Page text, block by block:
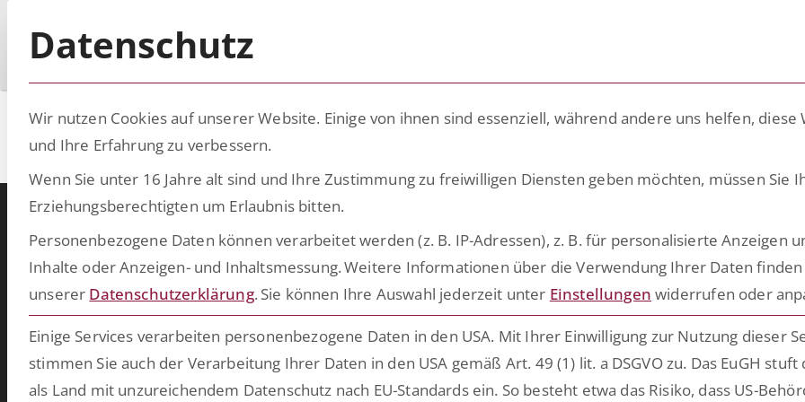
Azure
Warum ESCRIBA?
ESCRIBA steht für 25 Jahre gelebte Digitalisierung in Unternehmen.
Unser Herz schlägt für digitale Prozesse und skalierbare Technologien,
Damit schaffen wir in kurzer Zeit bahnbrechende Ergebnisse und
bringen Ihre Softwarewelt auf Vordermann. Wählen Sie aus unserem
Zukünftig mehr über ESCRIBA
Einfach hier für unseren E-Mail
Ich habe die Hinweise zum
genommen.*
Datenschutz
Wir nutzen Cookies auf unserer Website. Einige von ihnen sind essenziell, während andere uns helfen, diese
und Ihre Erfahrung zu verbessern.
Wenn Sie unter 16 Jahre alt sind und Ihre Zustimmung zu freiwilligen Diensten geben möchten, müssen Sie
Erziehungsberechtigten um Erlaubnis bitten.
Personenbezogene Daten können verarbeitet werden (z. B. IP-Adressen), z. B. für personalisierte Anzeigen
Inhalte oder Anzeigen- und Inhaltsmessung.Weitere Informationen über die Verwendung Ihrer Daten finden
unserer Datenschutzerklärung. Sie können Ihre Auswahl jederzeit unter Einstellungen widerrufen oder
Einige Services verarbeiten personenbezogene Daten in den USA. Mit Ihrer Einwilligung zur Nutzung dieser
stimmen Sie auch der Verarbeitung Ihrer Daten in den USA gemäß Art. 49 (1) lit. a DSGVO zu. Das EuGH stuft
als Land mit unzureichendem Datenschutz nach EU-Standards ein. So besteht etwa das Risiko, dass US-